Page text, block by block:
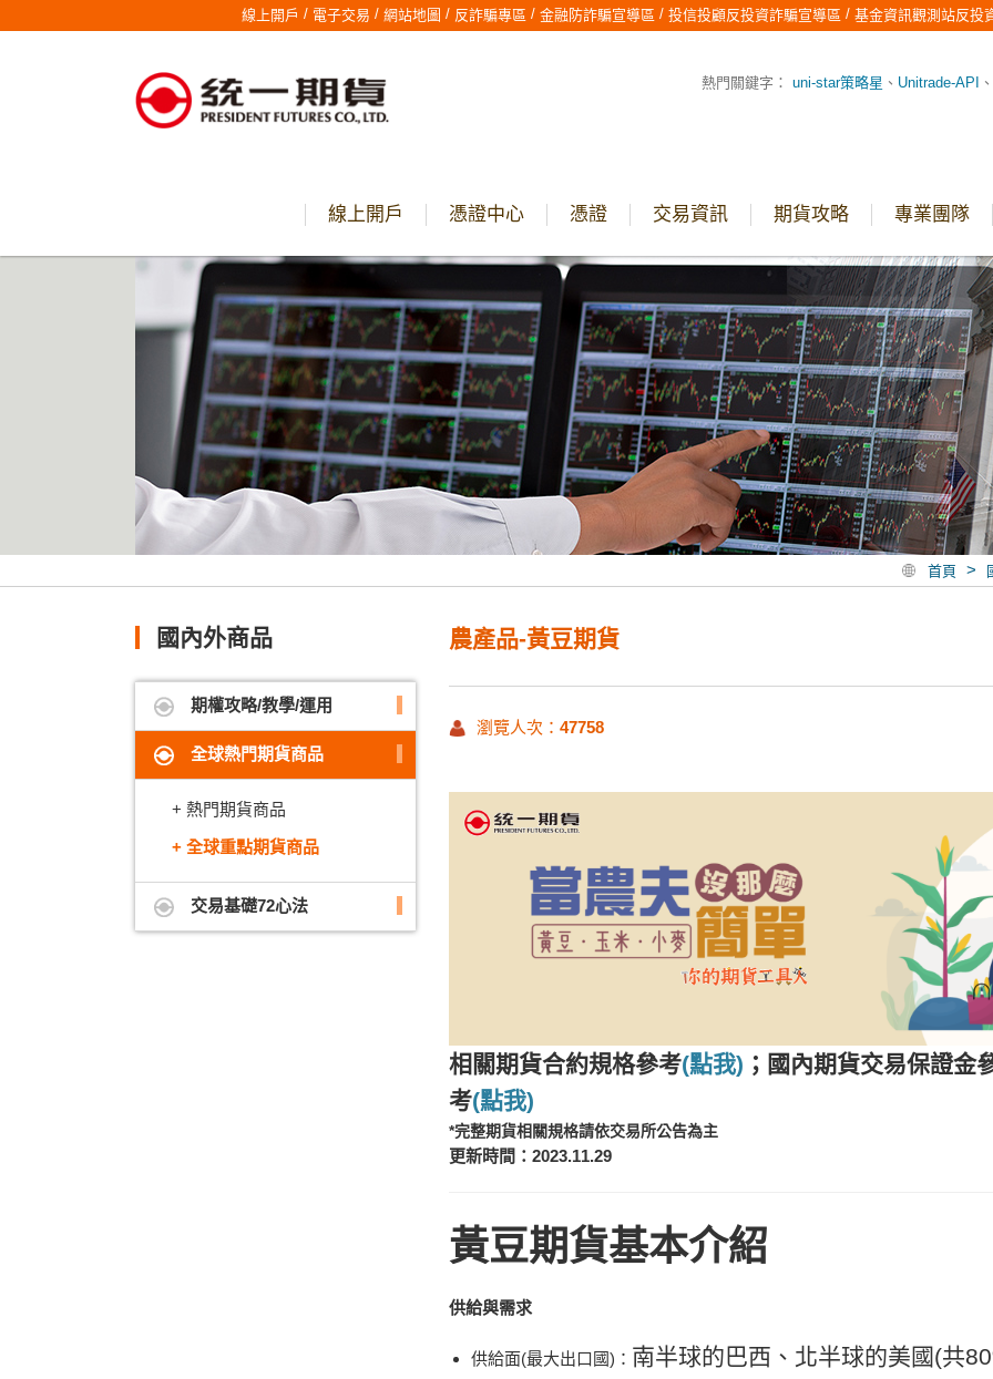
線上開戶 / 電子交易 / 網站地圖 / 反詐騙專區 / 金融防詐騙宣導區 / 投信投顧反投資詐騙宣導區 / 基金資訊觀測站反投
熱門關鍵字： uni-star策略星 、 Unitrade-API 、
線上開戶 憑證中心 憑證 交易資訊 期貨攻略 專業團隊
首頁 >
國內外商品
期權攻略/教學/運用
全球熱門期貨商品
熱門期貨商品
全球重點期貨商品
交易基礎72心法
農產品-黃豆期貨
瀏覽人次： 47758
相關期貨合約規格參考(點我) ； 國內期貨交易保證金
考(點我)
*完整期貨相關規格請依交易所公告為主
更新時間：2023.11.29
黃豆期貨基本介紹
供給與需求
供給面(最大出口國)： 南半球的巴西 、 北半球的美國(共